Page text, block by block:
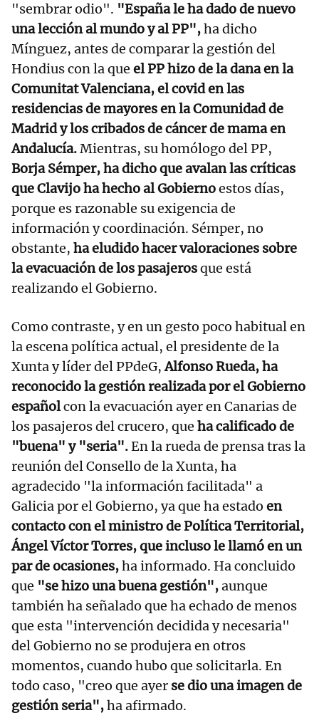
"sembrar odio". "España le ha dado de nuevo
una lección al mundo y al PP",ha dicho
Mínguez, antes de comparar la gestión del
Hondius con la que el PP hizo de la dana en la
Comunitat Valenciana, el covid en las
residencias de mayores en la Comunidad de
Madrid y los cribados de cáncer de mama en
Andalucía.Mientras, su homólogo del PP,
Borja Sémper, ha dicho que avalan las críticas
queClavijoha hecho al Gobiernoestos días,
porque es razonable su exigencia de
información y coordinación. Sémper, no
obstante, ha eludido hacer valoraciones sobre
la evacuación de los pasajerosque está
realizando el Gobierno.
Como contraste, y en un gesto poco habitual en
la escena política actual, el presidente de la
Xunta y líder del PPdeG,Alfonso Rueda, ha
reconocido la gestión realizada por el Gobierno
españolcon la evacuación ayer en Canarias de
los pasajeros del crucero, que ha calificado de
"buena" y "seria".En la rueda de prensa tras la
reunión del Consello de la Xunta, ha
agradecido "la información facilitada" a
Galicia por el Gobierno, ya que ha estado en
contacto con el ministro de Política Territorial,
Ángel Víctor Torres, que incluso le llamó en un
par de ocasiones,ha informado. Ha concluido
que "se hizo una buena gestión",aunque
también ha señalado que ha echado de menos
que esta "intervención decidida y necesaria"
del Gobierno no se produjera en otros
momentos, cuando hubo que solicitarla. En
todo caso, "creo que ayer se dio una imagen de
gestión seria",ha afirmado.